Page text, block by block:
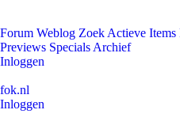
Forum Weblog Zoek Actieve Items
Previews Specials Archief
Inloggen
fok.nl
Inloggen